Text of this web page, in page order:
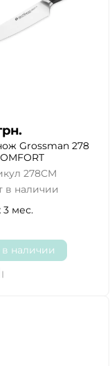
Grossman 278
278CM
в наличии
3 мес.
наличии